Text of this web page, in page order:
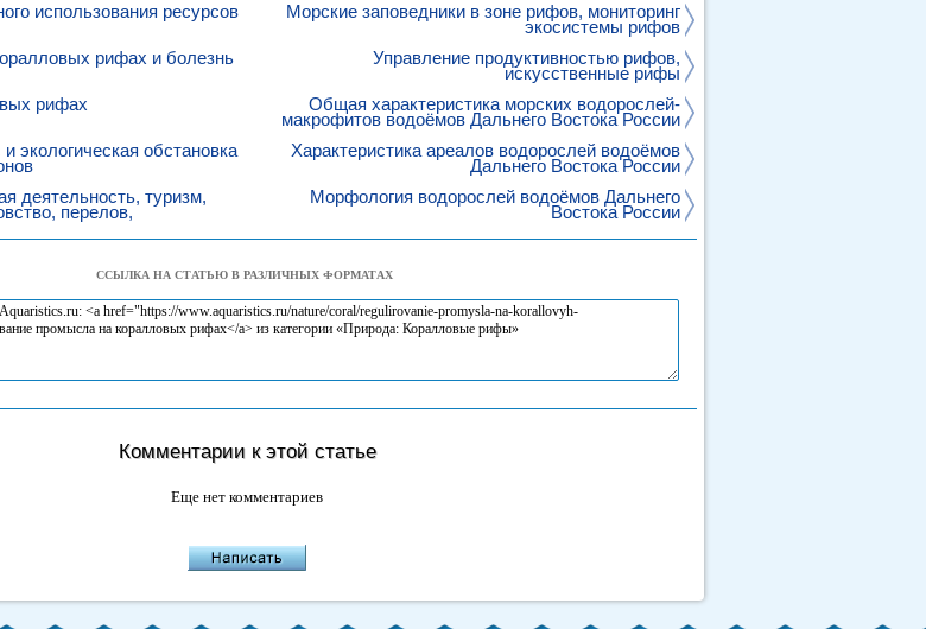
использования ресурсов
рифах и болезнь
рифах
экологическая обстановка
деятельность, туризм,
перелов,
Морские заповедники в зоне рифов, мониторинг
экосистемы рифов
Управление продуктивностью рифов,
искусственные рифы
Общая характеристика морских водорослей-
макрофитов водоёмов Дальнего Востока России
Характеристика ареалов водорослей водоёмов
Дальнего Востока России
Морфология водорослей водоёмов Дальнего
Востока России
ССЫЛКА НА СТАТЬЮ В РАЗЛИЧНЫХ ФОРМАТАХ
Комментарии к этой статье
Еще нет комментариев